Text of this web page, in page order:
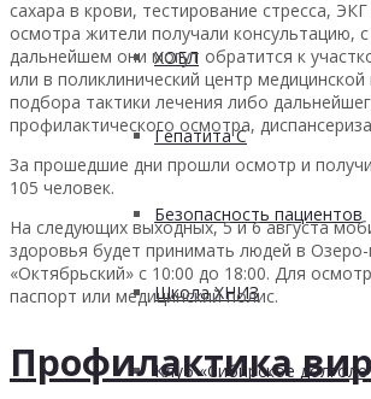
ХОБЛ
Гепатита С
Безопасность пациентов
Школа ХНИЗ
Клуб «Сибирское
сахара в крови, тестирование стресса,
осмотра жители получали консультацию,
дальнейшем они могут обратится к
или в поликлинический центр
подбора тактики лечения либо
профилактического осмотра,
За прошедшие дни прошли осмотр и
105 человек.
На следующих выходных, 5 и 6 августа
здоровья будет принимать людей в Озеро-
«Октябрьский» с 10:00 до 18:00. Для
паспорт или медицинский полис.
Профилактика